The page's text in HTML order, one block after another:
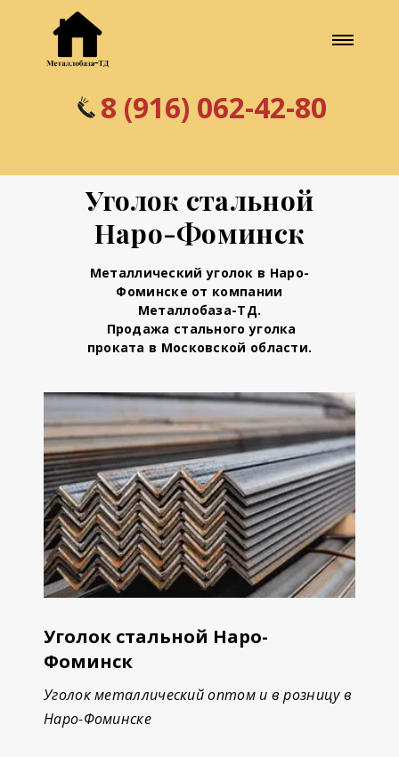
8 (916) 062-42-80
Уголок стальной
Наро-Фоминск
Металлический уголок в Наро-
Фоминске от компании
Металлобаза-ТД.
Продажа стального уголка
проката в Московской области.
Уголок стальной Наро-
Фоминск
Уголок металлический оптом и в розницу в
Наро-Фоминске